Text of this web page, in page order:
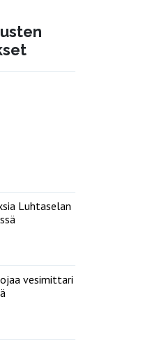
Luhtaselan
vesimittari